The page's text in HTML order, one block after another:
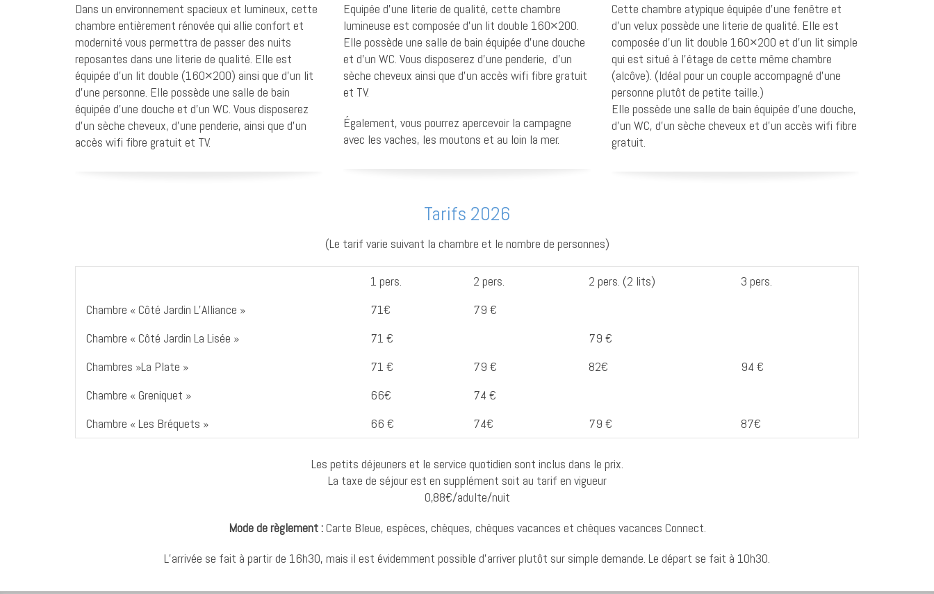
Dans un environnement spacieux et lumineux, cette
chambre entièrement rénovée qui allie confort et
modernité vous permettra de passer des nuits
reposantes dans une literie de qualité. Elle est
équipée d’un lit double (160×200) ainsi que d’un lit
d’une personne. Elle possède une salle de bain
équipée d’une douche et d’un WC. Vous disposerez
d’un sèche cheveux, d’une penderie, ainsi que d’un
accès wifi fibre gratuit et TV.
Equipée d’une literie de qualité, cette chambre
lumineuse est composée d’un lit double 160×200.
Elle possède une salle de bain équipée d’une douche
et d’un WC. Vous disposerez d’une penderie, d’un
sèche cheveux ainsi que d’un accès wifi fibre gratuit
et TV.
Également, vous pourrez apercevoir la campagne
avec les vaches, les moutons et au loin la mer.
Cette chambre atypique équipée d’une fenêtre et
d’un velux possède une literie de qualité. Elle est
composée d’un lit double 160×200 et d’un lit simple
qui est situé à l’étage de cette même chambre
(alcôve). (Idéal pour un couple accompagné d’une
personne plutôt de petite taille.)
Elle possède une salle de bain équipée d’une douche,
d’un WC, d’un sèche cheveux et d’un accès wifi fibre
gratuit.
Tarifs 2026
(Le tarif varie suivant la chambre et le nombre de personnes)
1 pers. 2 pers. 2 pers. (2 lits)
3 pers.
Chambre « Côté Jardin L’Alliance »
71€
79 €
Chambre « Côté Jardin La Lisée »
71 €
79 €
Chambres »La Plate »
71 € 79 € 82€
94 €
Chambre « Greniquet »
66€
74 €
Chambre « Les Bréquets »
66 € 74€ 79 € 87€
Les petits déjeuners et le service quotidien sont inclus dans le prix.
La taxe de séjour est en supplément soit au tarif en vigueur
0,88€/adulte/nuit
Mode de règlement :Carte Bleue, espèces, chèques, chèques vacances et chèques vacances Connect.
L’arrivée se fait à partir de 16h30, mais il est évidemment possible d’arriver plutôt sur simple demande. Le départ se fait à 10h30.